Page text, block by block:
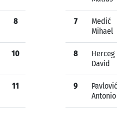
8
10
11
7
Medić
Mihael
8
Herceg
David
9
Pavlović
Antonio